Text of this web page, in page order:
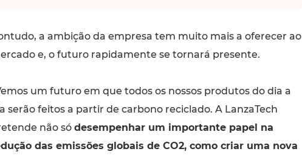
a ambição da empresa tem muito mais a oferecer ao
e, o futuro rapidamente se tornará presente.
um futuro em que todos os nossos produtos do dia a
serão feitos a partir de carbono reciclado. A LanzaTech
não só desempenhar um importante papel na
das emissões globais de CO2, como criar uma nova